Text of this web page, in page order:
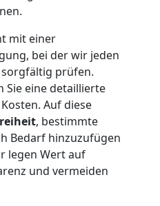
mit einer
bei der wir jeden
prüfen.
Sie eine detaillierte
Auf diese
, bestimmte
Bedarf hinzuzufügen
legen Wert auf
und vermeiden